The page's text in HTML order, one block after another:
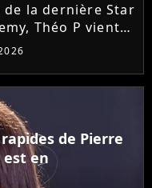
de la dernière Star
Théo P vient
son premier
Garçon solide. En
l'ancien
se livre à
ouvert sur
incertain dans
de Pierre
est en